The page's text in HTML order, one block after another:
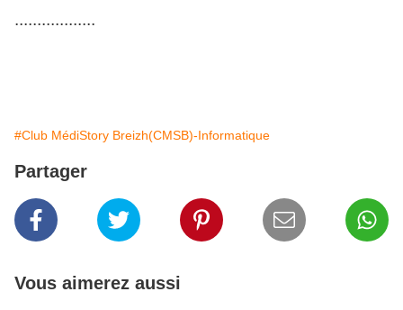
..................
#Club MédiStory Breizh(CMSB)-Informatique
Partager
Vous aimerez aussi